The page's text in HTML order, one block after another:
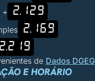
+ 2.129
2.169
2.219
de Dados DGEG
E HORÁRIO